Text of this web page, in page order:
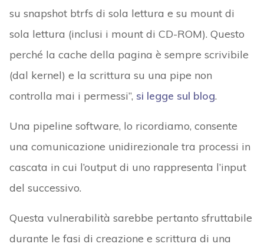
su snapshot btrfs di sola lettura e su mount di
sola lettura (inclusi i mount di CD-ROM). Questo
perché la cache della pagina è sempre scrivibile
(dal kernel) e la scrittura su una pipe non
controlla mai i permessi”, si legge sul blog.
Una pipeline software, lo ricordiamo, consente
una comunicazione unidirezionale tra processi in
cascata in cui l’output di uno rappresenta l’input
del successivo.
Questa vulnerabilità sarebbe pertanto sfruttabile
durante le fasi di creazione e scrittura di una